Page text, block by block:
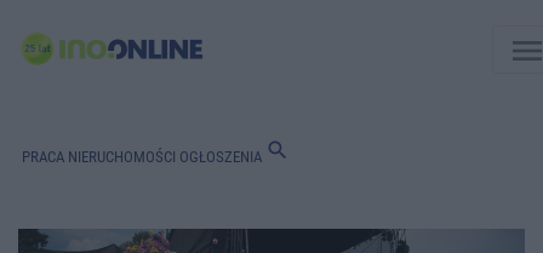
PRACA NIERUCHOMOŚCI OGŁOSZENIA search